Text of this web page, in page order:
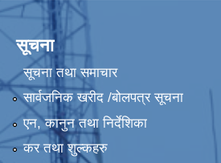
सूचना
सूचना तथा समाचार
सार्वजनिक खरीद /बोलपत्र सूचना
एन, कानुन तथा निर्देशिका
कर तथा शुल्कहरु